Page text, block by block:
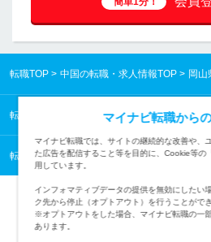
転職TOP 中国の転職・求人情報TOP 岡
転職TOP 中国の転職・求人情報TOP 岡山
転職TOP 技能工・設備・配送・農林水産 他
マイナビ転職から
マイナビ転職では、サイトの継続的な改善や、
た広告を配信すること等を目的に、Cookie等の
用しています。
インフォマティブデータの提供を無効にしたい
ク先から停止（オプトアウト）を行うことができ
※オプトアウトをした場合、マイナビ転職の一
あります。